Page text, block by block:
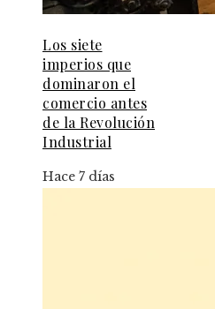
Los siete
imperios que
dominaron el
comercio antes
de la Revolución
Industrial
Hace 7 días